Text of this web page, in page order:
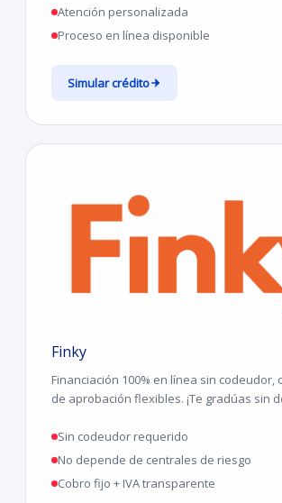
Atención personalizada
Proceso en línea disponible
Simular crédito
Finky
Financiación 100% en línea sin codeudor,
de aprobación flexibles. ¡Te gradúas sin
Sin codeudor requerido
No depende de centrales de riesgo
Cobro fijo + IVA transparente